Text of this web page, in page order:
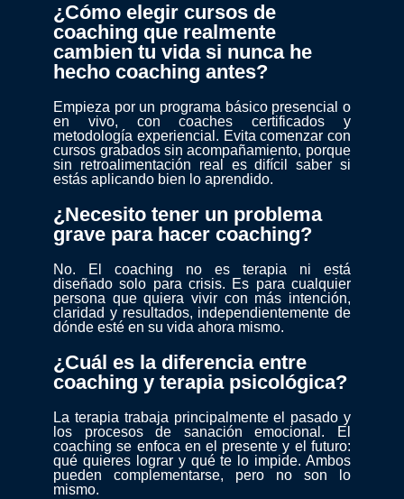
¿Cómo elegir cursos de
coaching que realmente
cambien tu vida si nunca he
hecho coaching antes?
Empieza por un programa básico presencial o
en vivo, con coaches certificados y
metodología experiencial. Evita comenzar con
cursos grabados sin acompañamiento, porque
sin retroalimentación real es difícil saber si
estás aplicando bien lo aprendido.
¿Necesito tener un problema
grave para hacer coaching?
No. El coaching no es terapia ni está
diseñado solo para crisis. Es para cualquier
persona que quiera vivir con más intención,
claridad y resultados, independientemente de
dónde esté en su vida ahora mismo.
¿Cuál es la diferencia entre
coaching y terapia psicológica?
La terapia trabaja principalmente el pasado y
los procesos de sanación emocional. El
coaching se enfoca en el presente y el futuro:
qué quieres lograr y qué te lo impide. Ambos
pueden complementarse, pero no son lo
mismo.